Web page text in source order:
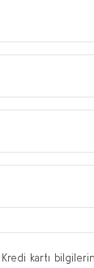
Kredi kartı